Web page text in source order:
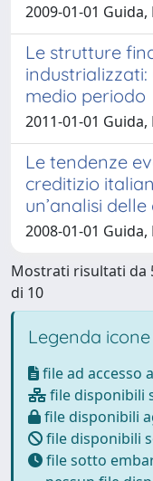
2009-01-01 Guida,
Le strutture
medio periodo
2011-01-01 Guida,
Le tendenze
creditizio
un’analisi
2008-01-01 Guida,
Mostrati risultati da
di 10
Legenda icone
file ad accesso
file disponibili
file disponibili
file disponibili
file sotto